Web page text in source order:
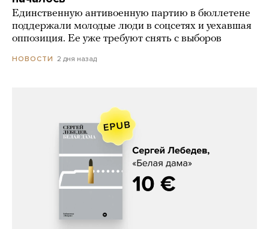
Единственную антивоенную партию в бюллетене
поддержали молодые люди в соцсетях и уехавшая
оппозиция. Ее уже требуют снять с выборов
НОВОСТИ 2 дня назад
Сергей Лебедев, «Белая дама»